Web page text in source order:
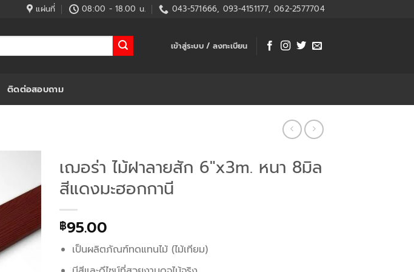
แผ่นที่ 08:00 - 18.00 น. 043-571666, 093-4151177, 062-2577704
เข้าสู่ระบบ / ลงทะเบียน
ติดต่อสอบถาม
เฌอร่า ไม้ฝาลายสัก 6″x3m. หนา 8มิล
สีแดงมะฮอกกานี
฿95.00
เป็นผลิตภัณฑ์ทดแทนไม้ (ไม้เทียม)